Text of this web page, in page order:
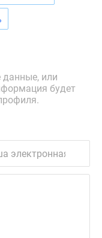
данные, или
будет